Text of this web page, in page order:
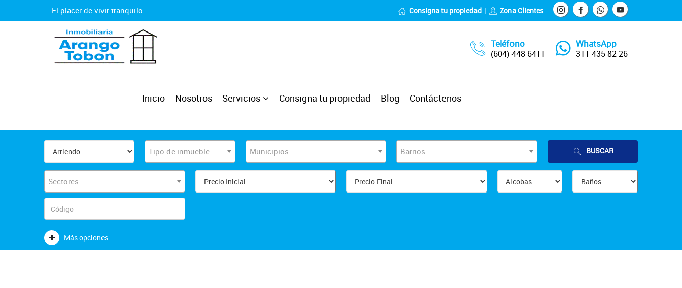
El placer de vivir tranquilo Consigna tu propiedad Zona Clientes
Teléfono
(604) 448 6411
WhatsApp
311 435 82 26
Inicio Nosotros Servicios Consigna tu propiedad Blog Contáctenos
Tipo de inmueble Municipios Barrios BUSCAR
Sectores
Más opciones